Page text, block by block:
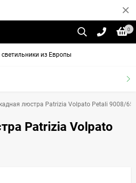
0
из Европы
люстра Patrizia Volpato Petali 9008/65
Patrizia Volpato